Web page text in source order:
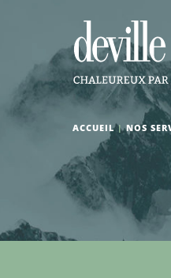
ACCUEIL|NOS